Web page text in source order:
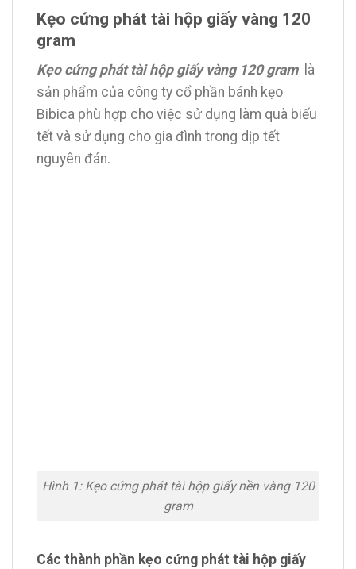
Kẹo cứng phát tài hộp giấy vàng 120
gram
Kẹo cứng phát tài hộp giấy vàng 120 gramlà
sản phẩm của công ty cổ phần bánh kẹo
Bibica phù hợp cho việc sử dụng làm quà biếu
tết và sử dụng cho gia đình trong dịp tết
nguyên đán.
Hình 1: Kẹo cứng phát tài hộp giấy nền vàng 120
gram
Các thành phần kẹo cứng phát tài hộp giấy